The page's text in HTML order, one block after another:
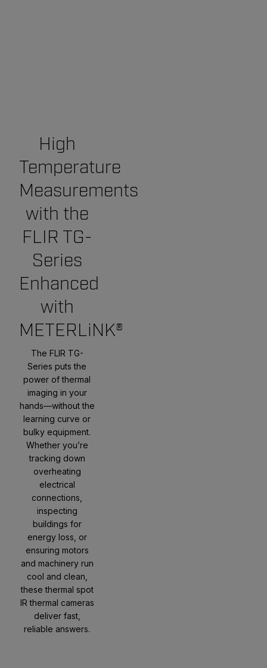
High
Temperature
Measurements
with the
FLIR TG-
Series
Enhanced
with
METERLiNK®
The FLIR TG-
Series puts the
power of thermal
imaging in your
hands—without the
learning curve or
bulky equipment.
Whether you’re
tracking down
overheating
electrical
connections,
inspecting
buildings for
energy loss, or
ensuring motors
and machinery run
cool and clean,
these thermal spot
IR thermal cameras
deliver fast,
reliable answers.